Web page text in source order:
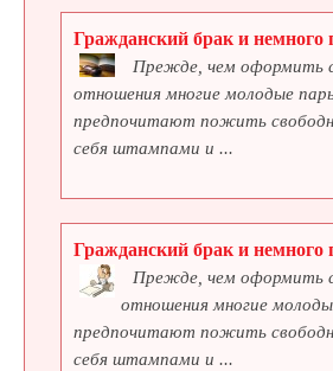
Гражданский брак и немного
Прежде, чем оформить
отношения многие молодые
предпочитают пожить
себя штампами и ...
Гражданский брак и немного
Прежде, чем оформить
отношения многие
предпочитают пожить
себя штампами и ...